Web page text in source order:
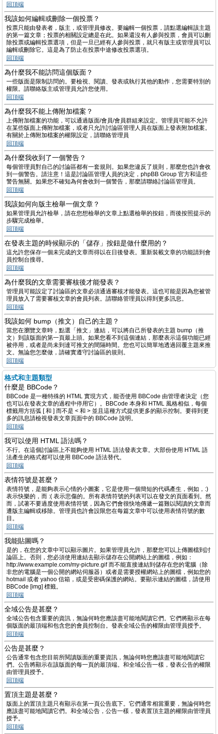
回頂端
我該如何編輯或刪除一個投票？
投票只能由發表者，版主，或管理員修改。要編輯一個投票，請點選編輯該主題
的第一篇文章；投票的相關設定總是在此。如果還沒有人參與投票，會員可以刪
除投票或編輯投票選項，但是一旦已經有人參與投票，就只有版主或管理員可以
編輯或刪除它。這是為了防止在投票中途修改投票選項。
回頂端
為什麼我不能訪問這個版面？
一些版面是限制訪問的。要檢視、閱讀、發表或執行其他的動作，您需要特別的
權限。請聯絡版主或管理員允許您使用。
回頂端
為什麼我不能上傳附加檔案？
上傳附加檔案的功能，可以通過版面/會員/會員群組來設定。管理員可能不允許
在某些版面上傳附加檔案，或者只允許討論區管理人員在版面上發表附加檔案。
有關於上傳附加檔案的權限設定，請聯絡管理員
回頂端
為什麼我收到了一個警告？
每個管理員對自己的討論區都有一套規則。如果您違反了規則，那麼您也許會收
到一個警告。請注意！這是討論區管理人員的決定，phpBB Group 官方和這些
警告無關。如果您不確知為何會收到一個警告，那麼請聯絡討論區管理員。
回頂端
我該如何向版主檢舉一個文章？
如果管理員允許檢舉，請在您想檢舉的文章上點選檢舉的按鈕，而後按照提示的
步驟完成檢舉。
回頂端
在發表主題的時候顯示的「儲存」按鈕是做什麼用的？
這允許您保存一個未完成的文章而得以在日後發表。重新裝載文章的功能請到會
員控制台搜尋。
回頂端
為什麼我的文章需要審核後才能發表？
管理員可能設定了討論區的文章必須通過審核才能發表。這也可能是因為您被管
理員放入了需要審核文章的會員列表。請聯絡管理員以得到更多訊息。
回頂端
我該如何 bump（推文）自己的主題？
當您在瀏覽文章時，點選「推文」連結，可以將自己所發表的主題 bump（推
文）到該版面的第一頁最上頭。如果您看不到這個連結，那麼表示這個功能已經
被停用，或者是尚未到達可推文的間隔時間。您也可以簡單地透過回覆主題來推
文。無論您怎麼做，請確實遵守討論區的規則。
回頂端
格式和主題類型
什麼是 BBCode？
BBCode 是一種特殊的 HTML 實現方式，能否使用 BBCode 由管理者決定（您
也可以在發表文章的過程中停用它）。BBCode 本身和 HTML 風格相似，每個
標籤用方括弧 [ 和 ] 而不是 < 和 > 並且這種方式提供更多的顯示控制。要得到更
多的訊息請檢視發表文章頁面中的 BBCode 說明。
回頂端
我可以使用 HTML 語法嗎？
不行。在這個討論區上不能夠使用 HTML 語法發表文章。大部份使用 HTML 語
法產生的格式都可以使用 BBCode 語法替代。
回頂端
表情符號是甚麼？
表情符號，是能夠表示心情的小圖案，它是使用一個簡短的代碼產生，例如，:)
表示快樂的，而 :( 表示悲傷的。所有表情符號的列表可以在發文的頁面看到。然
而，試著不要過度使用表情符號，因為它們會很快地傳遞一篇難以閱讀的文章而
遭版主編輯或移除。管理員也許會設限您在每篇文章中可以使用表情符號的數
目。
回頂端
我能貼圖嗎？
是的，在您的文章中可以顯示圖片。如果管理員允許，那麼您可以上傳圖檔到討
論區上。否則，您必須使用連結去顯示儲存在公開網站上的圖檔，例如：
http://www.example.com/my-picture.gif 而不能直接連結到儲存在您的電腦（除
非您的電腦是一個公開的網站伺服器）或者是需要授權網站上的圖檔，例如您的
hotmail 或者 yahoo 信箱，或是受密碼保護的網站。要顯示連結的圖檔，請使用
BBCode [img] 標籤。
回頂端
全域公告是甚麼？
全域公告包含重要的資訊，無論何時您應該盡可能地閱讀它們。它們將顯示在每
個版面的最頂端和包含您的會員控制台。發表全域公告的權限由管理員授予。
回頂端
公告是甚麼？
公告通常包含您目前所閱讀版面的重要資訊，無論何時您應該盡可能地閱讀它
們。公告將顯示在該版面的每一頁的最頂端。和全域公告一樣，發表公告的權限
由管理員授予。
回頂端
置頂主題是甚麼？
版面上的置頂主題只有顯示在第一頁公告底下。它們通常相當重要，無論何時您
應該盡可能地閱讀它們。和全域公告，公告一樣，發表置頂主題的權限由管理員
授予。
回頂端